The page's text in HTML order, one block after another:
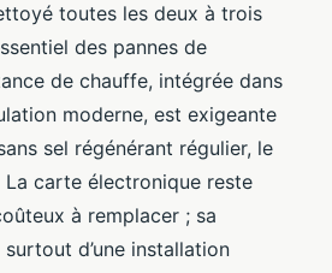
toutes les deux à trois
des pannes de
de chauffe, intégrée dans
moderne, est exigeante
sel régénérant régulier, le
La carte électronique reste
à remplacer ; sa
d’une installation